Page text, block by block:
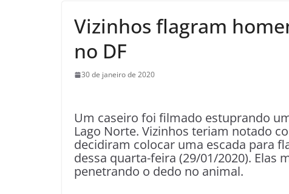
Vizinhos flagram
no DF
30 de janeiro de 2020
Um caseiro foi filmado estuprando
Lago Norte. Vizinhos teriam notado
decidiram colocar uma escada para
dessa quarta-feira (29/01/2020).
penetrando o dedo no animal.